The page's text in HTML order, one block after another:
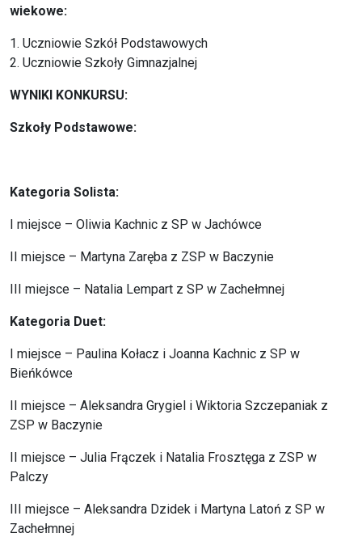
wiekowe:
1. Uczniowie Szkół Podstawowych
2. Uczniowie Szkoły Gimnazjalnej
WYNIKI KONKURSU:
Szkoły Podstawowe:
Kategoria Solista:
I miejsce – Oliwia Kachnic z SP w Jachówce
II miejsce – Martyna Zaręba z ZSP w Baczynie
III miejsce – Natalia Lempart z SP w Zachełmnej
Kategoria Duet:
I miejsce – Paulina Kołacz i Joanna Kachnic z SP w
Bieńkówce
II miejsce – Aleksandra Grygiel i Wiktoria Szczepaniak z
ZSP w Baczynie
II miejsce – Julia Frączek i Natalia Frosztęga z ZSP w
Palczy
III miejsce – Aleksandra Dzidek i Martyna Latoń z SP w
Zachełmnej